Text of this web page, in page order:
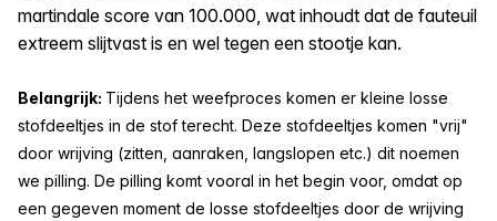
martindale score van 100.000, wat inhoudt dat de fauteuil
extreem slijtvast is en wel tegen een stootje kan.
Belangrijk: Tijdens het weefproces komen er kleine losse
stofdeeltjes in de stof terecht. Deze stofdeeltjes komen "vrij"
door wrijving (zitten, aanraken, langslopen etc.) dit noemen
we pilling. De pilling komt vooral in het begin voor, omdat op
een gegeven moment de losse stofdeeltjes door de wrijving